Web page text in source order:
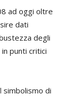
ad oggi oltre
dati
degli
punti critici
simbolismo di